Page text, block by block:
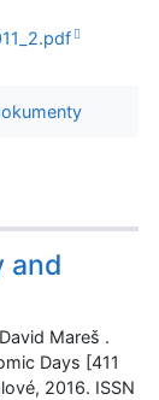
and
Mareš .
Days [411
2016. ISSN